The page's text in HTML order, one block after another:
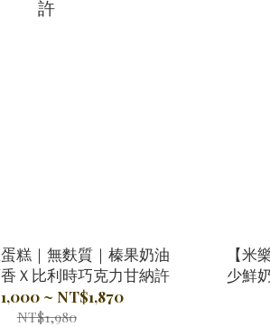
糕｜無麩質｜榛果奶油
Ｘ比利時巧克力甘納許
~ NT$1,870
NT$1,980
【米
少鮮